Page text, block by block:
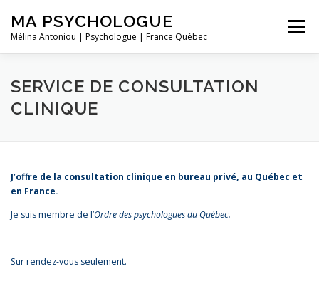
contenu
MA PSYCHOLOGUE
Mélina Antoniou | Psychologue | France Québec
Menu
ACCUEIL À PROPOS APPROCHES UTILISÉES
SERVICE DE CONSULTATION
CLINIQUE
J’offre de la consultation clinique en bureau privé, au Québec et
en France.
Je suis membre de l’Ordre des psychologues du Québec.
Sur rendez-vous seulement.